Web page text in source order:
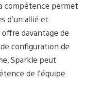
compétence permet
d’un allié et
offre davantage de
configuration de
Sparkle peut
de l’équipe.